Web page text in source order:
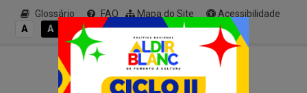
Glossário FAQ Mapa do Site
Acessibilidade
A
A A A+